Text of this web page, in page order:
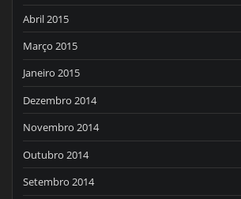
Abril 2015
Março 2015
Janeiro 2015
Dezembro 2014
Novembro 2014
Outubro 2014
Setembro 2014